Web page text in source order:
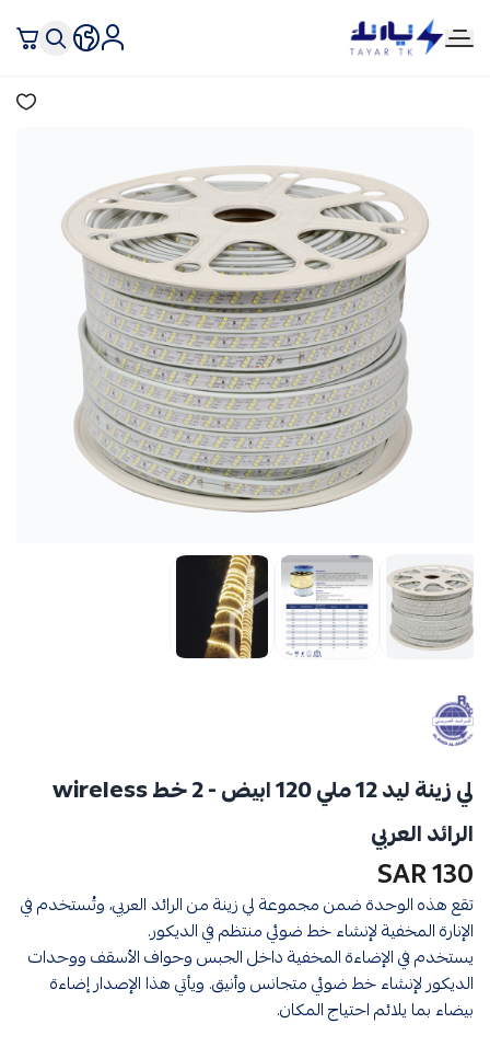
تيار تك إنارة وكهرباء
لي زينة ليد 12 ملي 120 ابيض - 2 خط wireless
الرائد العربي
130 SAR
تقع هذه الوحدة ضمن مجموعة لي زينة من الرائد العربي، وتُستخدم في
الإنارة المخفية لإنشاء خط ضوئي منتظم في الديكور.
يستخدم في الإضاءة المخفية داخل الجبس وحواف الأسقف ووحدات
الديكور لإنشاء خط ضوئي متجانس وأنيق. ويأتي هذا الإصدار إضاءة
بيضاء بما يلائم احتياج المكان.